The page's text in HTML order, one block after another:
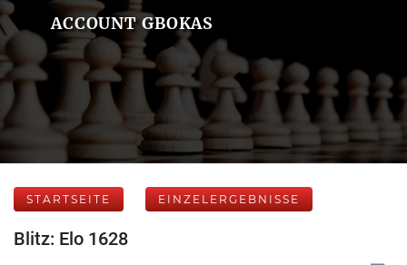
ACCOUNT GBOKAS
STARTSEITE EINZELERGEBNISSE
Blitz: Elo 1628